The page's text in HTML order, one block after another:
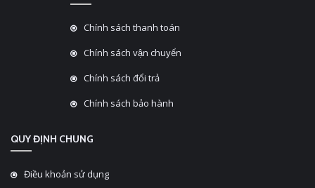
Chính sách thanh toán
Chính sách vận chuyển
Chính sách đổi trả
Chính sách bảo hành
QUY ĐỊNH CHUNG
Điều khoản sử dụng